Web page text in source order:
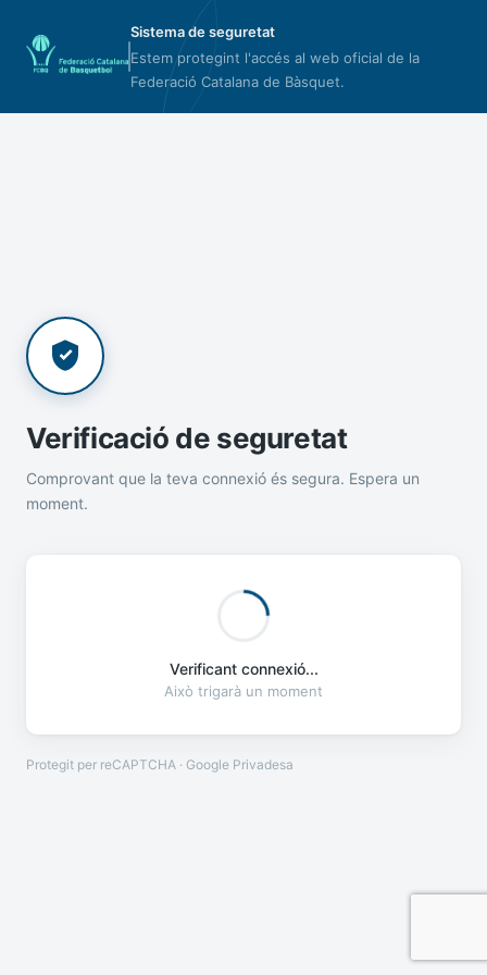
Sistema de seguretat
Estem protegint l'accés al web oficial de la
Federació Catalana de Bàsquet.
Verificació de seguretat
Comprovant que la teva connexió és segura. Espera un
moment.
Verificant connexió...
Això trigarà un moment
Protegit per reCAPTCHA · Google Privadesa